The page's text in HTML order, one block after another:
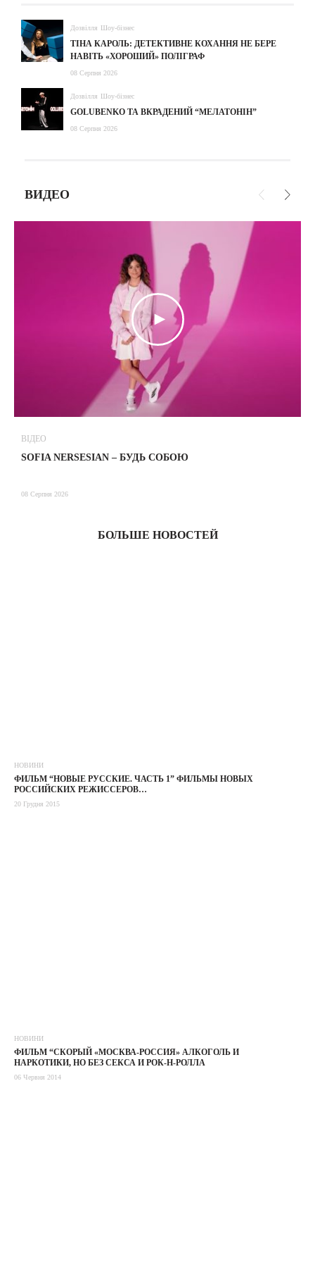
Дозвілля Шоу-бізнес
ТІНА КАРОЛЬ: ДЕТЕКТИВНЕ КОХАННЯ НЕ БЕРЕ
НАВІТЬ «ХОРОШИЙ» ПОЛІГРАФ
08 Серпня 2026
Дозвілля Шоу-бізнес
GOLUBENKO ТА ВКРАДЕНИЙ “МЕЛАТОНІН”
08 Серпня 2026
ВИДЕО
ВІДЕО
SOFIA NERSESIAN – БУДЬ СОБОЮ
08 Серпня 2026
БОЛЬШЕ НОВОСТЕЙ
НОВИНИ
ФИЛЬМ “НОВЫЕ РУССКИЕ. ЧАСТЬ 1” ФИЛЬМЫ НОВЫХ
РОССИЙСКИХ РЕЖИССЕРОВ…
20 Грудня 2015
НОВИНИ
ФИЛЬМ “СКОРЫЙ «МОСКВА-РОССИЯ» АЛКОГОЛЬ И
НАРКОТИКИ, НО БЕЗ СЕКСА И РОК-Н-РОЛЛА
06 Червня 2014